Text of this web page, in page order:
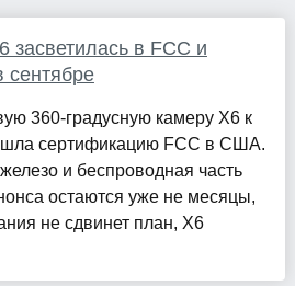
засветилась в FCC и
сентябре
360-градусную камеру X6 к
сертификацию FCC в США.
и беспроводная часть
остаются уже не месяцы,
не сдвинет план, X6